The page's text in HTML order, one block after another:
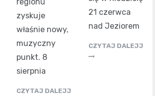
regionu
zyskuje
właśnie nowy,
muzyczny
punkt. 8
sierpnia
CZYTAJ DALEJJ
21 czerwca
nad Jeziorem
CZYTAJ DALEJJ